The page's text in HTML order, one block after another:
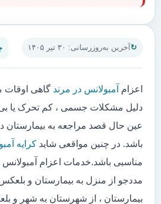
آخرین به‌روزرسانی: ۳۰ تیر ۱۴۰۵
اعزام آمبولانس در مرند گاهی
دلیل مشکلات جسمی ، کم تحرک یا بی
عین حال قصد مراجعه به بیمارستان
باشد. در چنین مواقعی شاید کرایه
مناسبی باشد.خدمات اعزام آمبولانس
مددجو از منزل به بیمارستان و بلعکس
بیمارستان ، از شهرستان به شهر و